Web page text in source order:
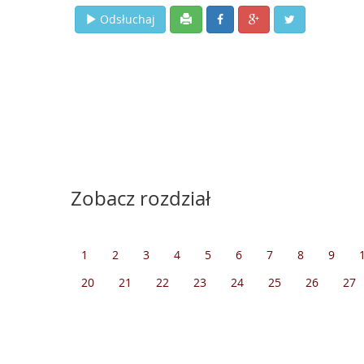
Odsłuchaj
Zobacz rozdział
1 2 3 4 5 6 7 8 9
20
21 22 23 24 25 26 27